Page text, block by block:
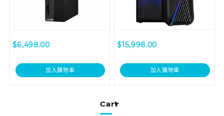
Cart
$6,498.00
加入購物車
$15,998.00
加入購物車